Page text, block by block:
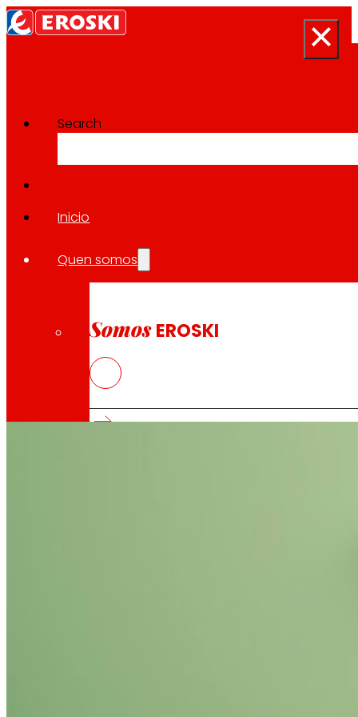
Search
Inicio
Quen somos
Somos EROSKI
Proxectos de Innovación
Volver a todos os proxectos
2024
MOEBIOS, mellora da xestión
envases.